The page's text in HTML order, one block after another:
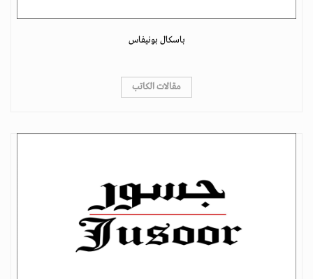
باسكال بونيفاس
مقالات الكاتب